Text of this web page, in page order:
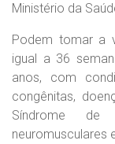
Ministério da
Podem tomar a
igual a 36
anos, com
congênitas,
Síndrome de
neuromusculares